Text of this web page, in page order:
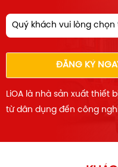
Quý khách vui lòng chọn
ĐĂNG KÝ
LiOA là nhà sản xuất thiết
từ dân dụng đến công